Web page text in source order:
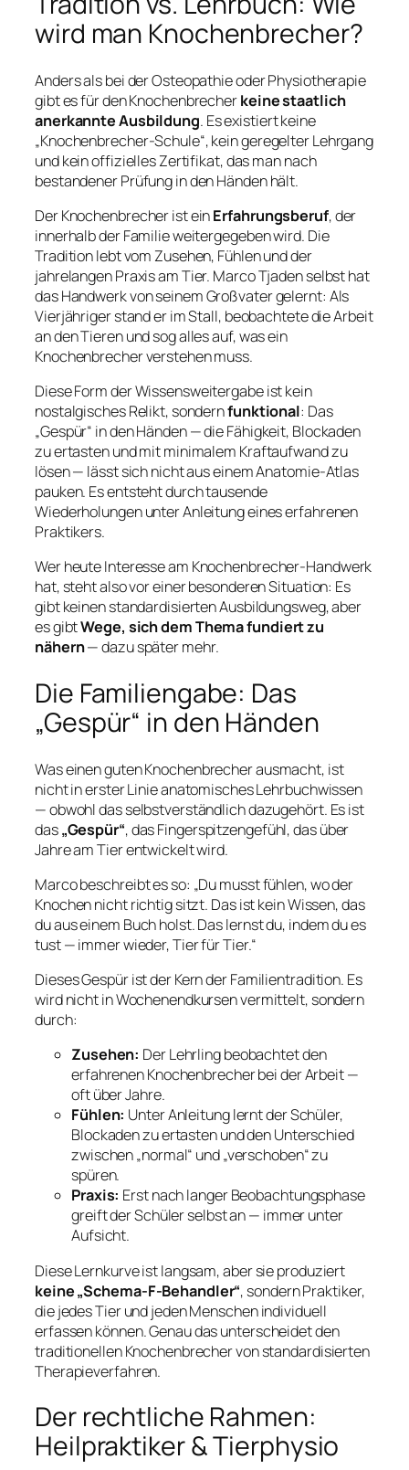
wird man Knochenbrecher?
Anders als bei der Osteopathie oder Physiotherapie
gibt es für den Knochenbrecherkeine staatlich
anerkannte Ausbildung. Es existiert keine
„Knochenbrecher-Schule“, kein geregelter Lehrgang
und kein offizielles Zertifikat, das man nach
bestandener Prüfung in den Händen hält.
Der Knochenbrecher ist einErfahrungsberuf, der
innerhalb der Familie weitergegeben wird. Die
Tradition lebt vom Zusehen, Fühlen und der
jahrelangen Praxis am Tier. Marco Tjaden selbst hat
das Handwerk von seinem Großvater gelernt: Als
Vierjähriger stand er im Stall, beobachtete die Arbeit
an den Tieren und sog alles auf, was ein
Knochenbrecher verstehen muss.
Diese Form der Wissensweitergabe ist kein
nostalgisches Relikt, sondernfunktional: Das
„Gespür“ in den Händen — die Fähigkeit, Blockaden
zu ertasten und mit minimalem Kraftaufwand zu
lösen — lässt sich nicht aus einem Anatomie-Atlas
pauken. Es entsteht durch tausende
Wiederholungen unter Anleitung eines erfahrenen
Praktikers.
Wer heute Interesse am Knochenbrecher-Handwerk
hat, steht also vor einer besonderen Situation: Es
gibt keinen standardisierten Ausbildungsweg, aber
es gibtWege, sich dem Thema fundiert zu
nähern— dazu später mehr.
Die Familiengabe: Das
„Gespür“ in den Händen
Was einen guten Knochenbrecher ausmacht, ist
nicht in erster Linie anatomisches Lehrbuchwissen
— obwohl das selbstverständlich dazugehört. Es ist
das„Gespür“, das Fingerspitzengefühl, das über
Jahre am Tier entwickelt wird.
Marco beschreibt es so: „Du musst fühlen, wo der
Knochen nicht richtig sitzt. Das ist kein Wissen, das
du aus einem Buch holst. Das lernst du, indem du es
tust — immer wieder, Tier für Tier.“
Dieses Gespür ist der Kern der Familientradition. Es
wird nicht in Wochenendkursen vermittelt, sondern
durch:
Zusehen: Der Lehrling beobachtet den
erfahrenen Knochenbrecher bei der Arbeit —
oft über Jahre.
Fühlen: Unter Anleitung lernt der Schüler,
Blockaden zu ertasten und den Unterschied
zwischen „normal“ und „verschoben“ zu
spüren.
Praxis: Erst nach langer Beobachtungsphase
greift der Schüler selbst an — immer unter
Aufsicht.
Diese Lernkurve ist langsam, aber sie produziert
keine „Schema-F-Behandler“, sondern Praktiker,
die jedes Tier und jeden Menschen individuell
erfassen können. Genau das unterscheidet den
traditionellen Knochenbrecher von standardisierten
Therapieverfahren.
Der rechtliche Rahmen:
Heilpraktiker & Tierphysio